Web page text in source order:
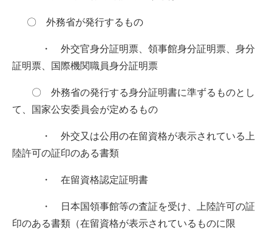
〇 外務省が発行するもの
・ 外交官身分証明票、領事館身分証明票、身分
証明票、国際機関職員身分証明票
〇 外務省の発行する身分証明書に準ずるものとし
て、国家公安委員会が定めるもの
・ 外交又は公用の在留資格が表示されている上
陸許可の証印のある書類
・ 在留資格認定証明書
・ 日本国領事館等の査証を受け、上陸許可の証
印のある書類（在留資格が表示されているものに限